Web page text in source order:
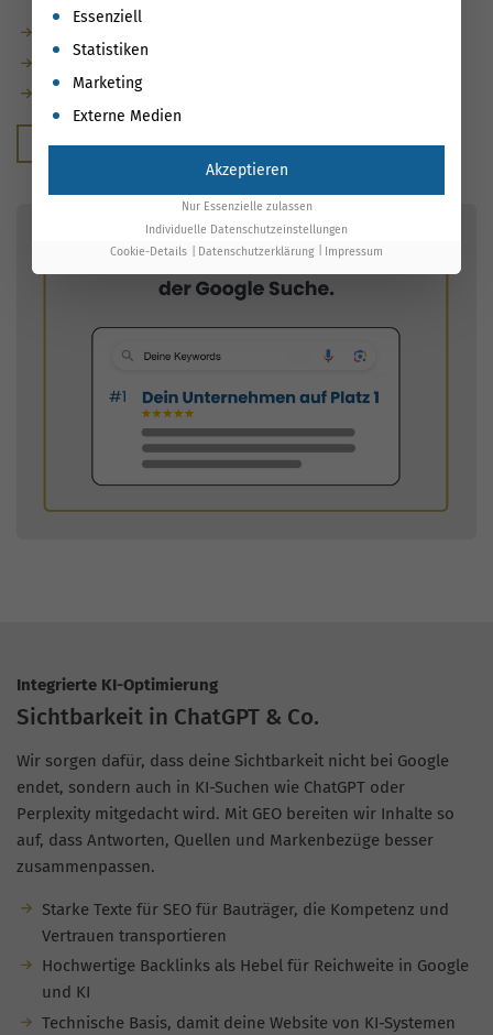
Maßnahmen automatisch mit Ergebnissen verknüpft
Kostenloser Beratungstermin
Integrierte KI-Optimierung
Sichtbarkeit in ChatGPT & Co.
Wir sorgen dafür, dass deine Sichtbarkeit nicht bei Google
endet, sondern auch in KI-Suchen wie ChatGPT oder
Perplexity mitgedacht wird. Mit GEO bereiten wir Inhalte so
auf, dass Antworten, Quellen und Markenbezüge besser
zusammenpassen.
Starke Texte für SEO für Bauträger, die Kompetenz und
Vertrauen transportieren
Hochwertige Backlinks als Hebel für Reichweite in Google
und KI
Technische Basis, damit deine Website von KI-Systemen
Es folgt eine Liste der Service-Gruppen, für die eine
Essenziell
Statistiken
Marketing
Externe Medien
Akzeptieren
Nur Essenzielle zulassen
Individuelle Datenschutzeinstellungen
Cookie-Details
Datenschutzerklärung Impressum